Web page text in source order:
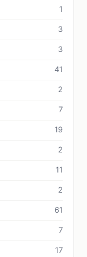
1
3
3
41
2
7
19
2
11
2
61
7
17